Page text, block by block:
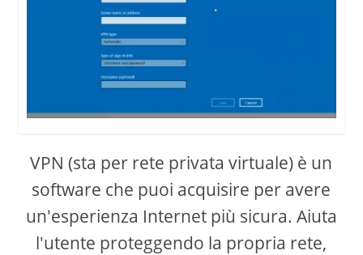
VPN (sta per rete privata virtuale) è un
software che puoi acquisire per avere
un'esperienza Internet più sicura. Aiuta
l'utente proteggendo la propria rete,